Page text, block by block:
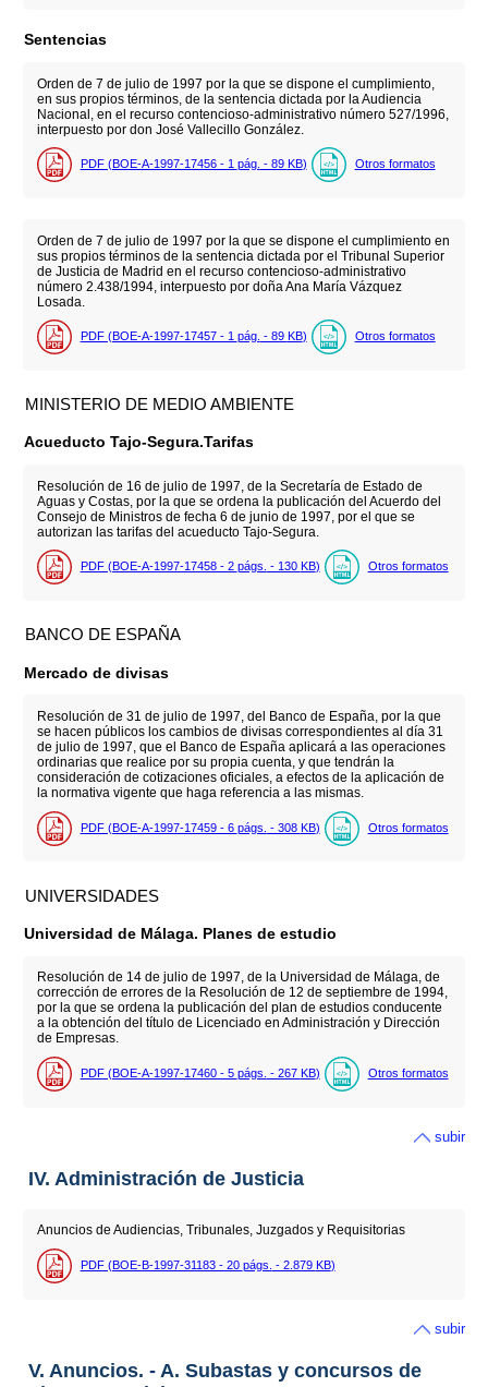
Sentencias
Orden de 7 de julio de 1997 por la que se dispone el cumplimiento,
en sus propios términos, de la sentencia dictada por la Audiencia
Nacional, en el recurso contencioso-administrativo número 527/1996,
interpuesto por don José Vallecillo González.
PDF (BOE-A-1997-17456 - 1 pág. - 89 KB) Otros formatos
Orden de 7 de julio de 1997 por la que se dispone el cumplimiento en
sus propios términos de la sentencia dictada por el Tribunal Superior
de Justicia de Madrid en el recurso contencioso-administrativo
número 2.438/1994, interpuesto por doña Ana María Vázquez
Losada.
PDF (BOE-A-1997-17457 - 1 pág. - 89 KB) Otros formatos
MINISTERIO DE MEDIO AMBIENTE
Acueducto Tajo-Segura.Tarifas
Resolución de 16 de julio de 1997, de la Secretaría de Estado de
Aguas y Costas, por la que se ordena la publicación del Acuerdo del
Consejo de Ministros de fecha 6 de junio de 1997, por el que se
autorizan las tarifas del acueducto Tajo-Segura.
PDF (BOE-A-1997-17458 - 2 págs. - 130 KB) Otros formatos
BANCO DE ESPAÑA
Mercado de divisas
Resolución de 31 de julio de 1997, del Banco de España, por la que
se hacen públicos los cambios de divisas correspondientes al día 31
de julio de 1997, que el Banco de España aplicará a las operaciones
ordinarias que realice por su propia cuenta, y que tendrán la
consideración de cotizaciones oficiales, a efectos de la aplicación de
la normativa vigente que haga referencia a las mismas.
PDF (BOE-A-1997-17459 - 6 págs. - 308 KB) Otros formatos
UNIVERSIDADES
Universidad de Málaga. Planes de estudio
Resolución de 14 de julio de 1997, de la Universidad de Málaga, de
corrección de errores de la Resolución de 12 de septiembre de 1994,
por la que se ordena la publicación del plan de estudios conducente
a la obtención del título de Licenciado en Administración y Dirección
de Empresas.
PDF (BOE-A-1997-17460 - 5 págs. - 267 KB) Otros formatos
subir
IV. Administración de Justicia
Anuncios de Audiencias, Tribunales, Juzgados y Requisitorias
PDF (BOE-B-1997-31183 - 20 págs. - 2.879 KB)
subir
V. Anuncios. - A. Subastas y concursos de